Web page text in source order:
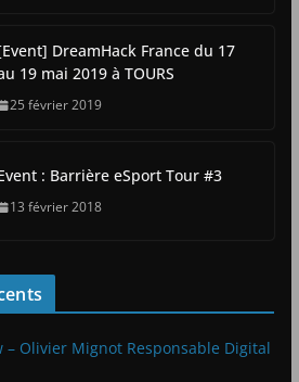
DreamHack France du 17
19 mai 2019 à TOURS
25 février 2019
: Barrière eSport Tour #3
13 février 2018
– Olivier Mignot Responsable Digital